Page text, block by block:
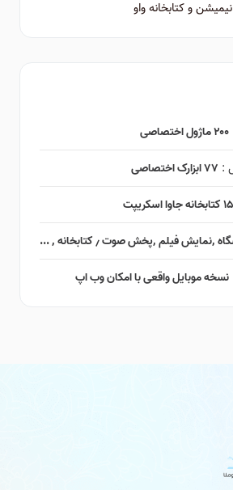
و کتابخانه واو
۲۰۰ ماژول اختصاصی
: ۷۷ ابزارک اختصاصی
۱۵ کتابخانه جاوا اسکریپت
٫ کتابخانه ٬ ...
نسخه موبایل واقعی با امکان وب اپ